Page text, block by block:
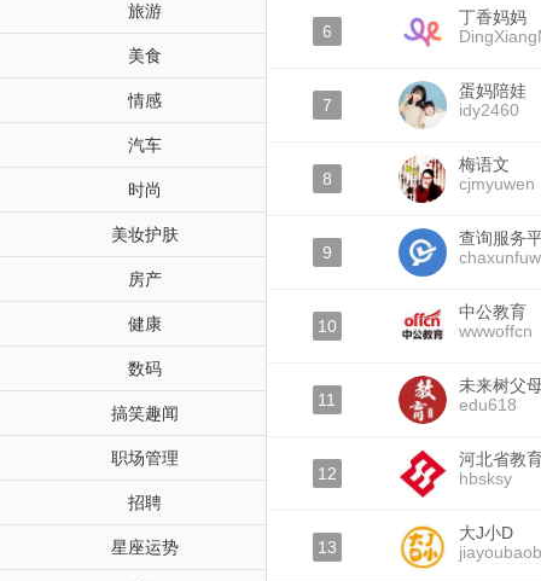
旅游
美食
情感
汽车
时尚
美妆护肤
房产
健康
数码
搞笑趣闻
职场管理
招聘
星座运势
6
丁香妈妈
7
蛋妈陪娃
idy2460
8
梅语文
cjmyuwen
9
查询服务
10
中公教育
wwwoffcn
11
未来树父
edu618
12
河北省教
hbsksy
13
大J小D